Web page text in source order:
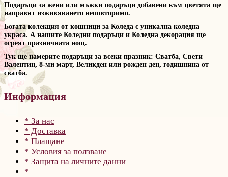
Подаръци за жени или мъжки подаръци добавени към цветята ще
направят изживяването неповторимо.
Богата колекция от кошници за Коледа с уникална коледна
украса. А нашите Коледни подаръци и Коледна декорация ще
огреят празничната нощ.
Тук ще намерите подаръци за всеки празник: Сватба, Свети
Валентин, 8-ми март, Великден или рожден ден, годишнина от
сватба.
Информация
* За нас
* Доставка
* Плащане
* Условия за ползване
* Защита на личните данни
*